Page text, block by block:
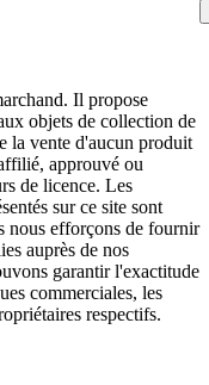
Il propose
objets de collection de
la vente d'aucun produit
approuvé ou
de licence. Les
sur ce site sont
nous efforçons de fournir
auprès de nos
garantir l'exactitude
commerciales, les
respectifs.